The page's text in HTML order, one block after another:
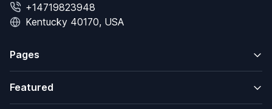
+14719823948
Kentucky 40170, USA
Pages
Featured